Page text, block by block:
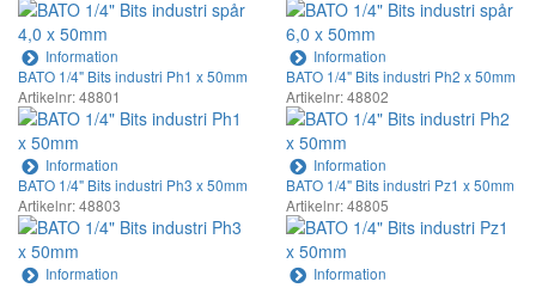
Information
Information
BATO 1/4" Bits industri Ph1 x 50mm
Artikelnr: 48801
Information
BATO 1/4" Bits industri Ph2 x 50mm
Artikelnr: 48802
Information
BATO 1/4" Bits industri Ph3 x 50mm
Artikelnr: 48803
Information
BATO 1/4" Bits industri Pz1 x 50mm
Artikelnr: 48805
Information